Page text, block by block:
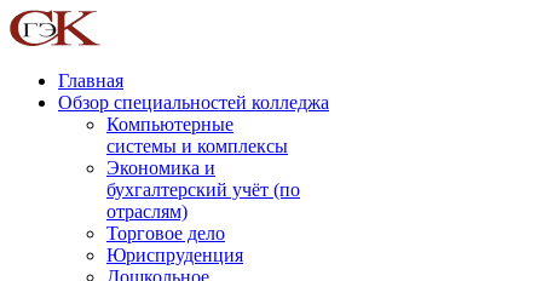
Главная
Обзор специальностей колледжа
Компьютерные
системы и комплексы
Экономика и
бухгалтерский учёт (по
отраслям)
Торговое дело
Юриспруденция
Дошкольное